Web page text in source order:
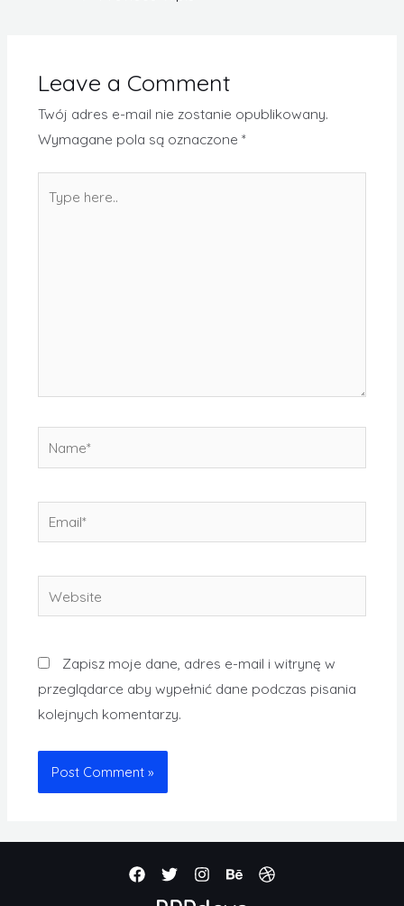
Leave a Comment
Twój adres e-mail nie zostanie opublikowany.
Wymagane pola są oznaczone *
Zapisz moje dane, adres e-mail i witrynę w
przeglądarce aby wypełnić dane podczas pisania
kolejnych komentarzy.